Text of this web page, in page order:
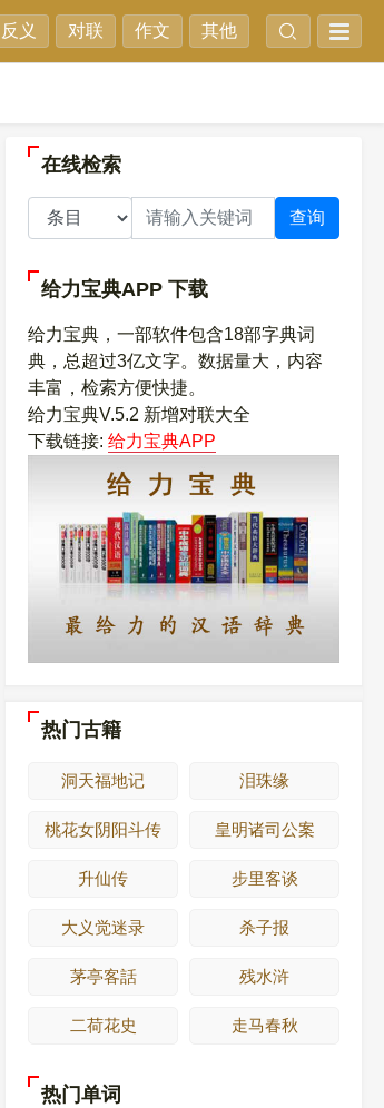
反义 对联 作文 其他
在线检索
查询
给力宝典APP 下载
给力宝典，一部软件包含18部字典词
典，总超过3亿文字。数据量大，内容
丰富，检索方便快捷。
给力宝典V.5.2 新增对联大全
下载链接: 给力宝典APP
热门古籍
洞天福地记 泪珠缘
桃花女阴阳斗传 皇明诸司公案
升仙传 步里客谈
大义觉迷录 杀子报
茅亭客話 残水浒
二荷花史 走马春秋
热门单词